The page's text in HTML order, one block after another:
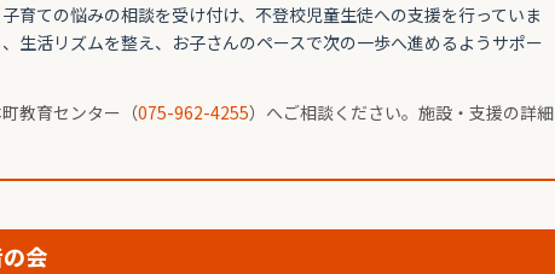
育ての悩みの相談を受け付け、不登校児童生徒への支援を行っていま
生活リズムを整え、お子さんのペースで次の一歩へ進めるようサポー
教育センター（075-962-4255）へご相談ください。施設・支援の詳細
会